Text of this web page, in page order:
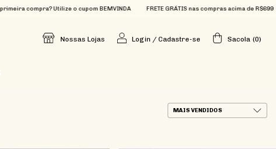
FRETE GRÁTIS nas compras acima de R$699 Que tal 15% OFF na sua primeira compra?
Nossas Lojas Login / Cadastre-se Sacola (0)